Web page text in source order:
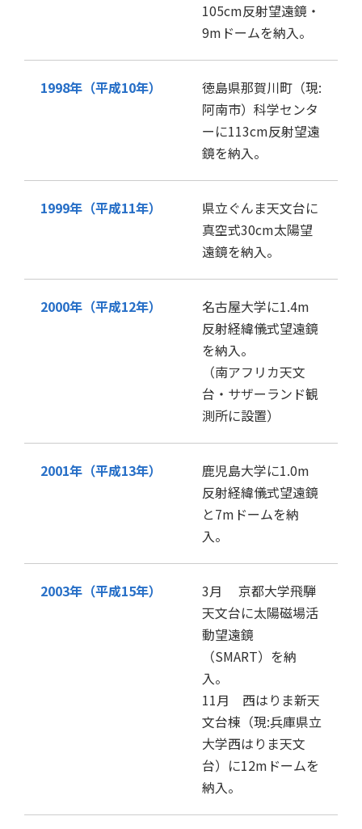
105cm反射望遠鏡・
9mドームを納入。
1998年（平成10年）
徳島県那賀川町（現:
阿南市）科学センタ
ーに113cm反射望遠
鏡を納入。
1999年（平成11年）
県立ぐんま天文台に
真空式30cm太陽望
遠鏡を納入。
2000年（平成12年）
名古屋大学に1.4m
反射経緯儀式望遠鏡
を納入。
（南アフリカ天文
台・サザーランド観
測所に設置）
2001年（平成13年）
鹿児島大学に1.0m
反射経緯儀式望遠鏡
と7mドームを納
入。
2003年（平成15年）
3月 京都大学飛騨
天文台に太陽磁場活
動望遠鏡
（SMART）を納
入。
11月 西はりま新天
文台棟（現:兵庫県立
大学西はりま天文
台）に12mドームを
納入。